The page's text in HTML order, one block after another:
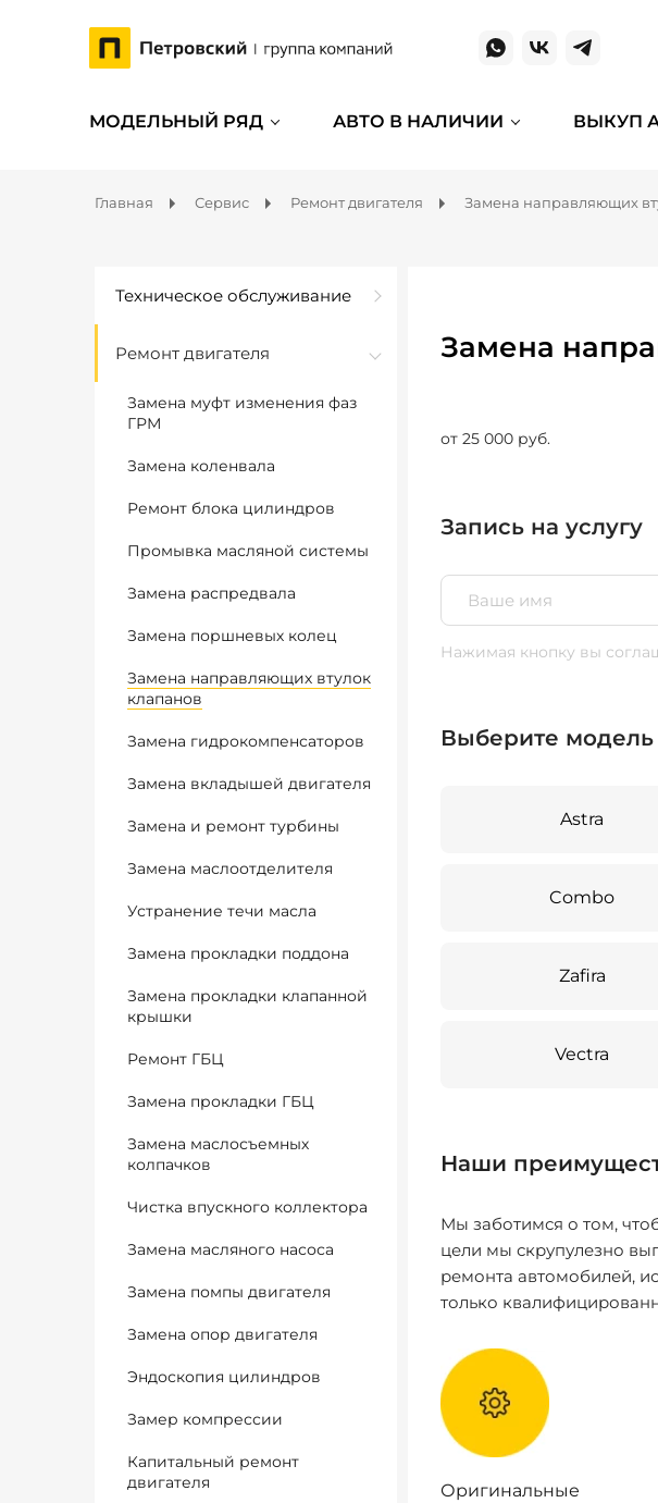
МОДЕЛЬНЫЙ РЯД АВТО В НАЛИЧИИ ВЫКУП
Главная Сервис Ремонт двигателя Замена направляющих
Техническое обслуживание
Ремонт двигателя
Замена муфт изменения фаз
ГРМ
Замена коленвала
Ремонт блока цилиндров
Промывка масляной системы
Замена распредвала
Замена поршневых колец
Замена направляющих втулок
клапанов
Замена гидрокомпенсаторов
Замена вкладышей двигателя
Замена и ремонт турбины
Замена маслоотделителя
Устранение течи масла
Замена прокладки поддона
Замена прокладки клапанной
крышки
Ремонт ГБЦ
Замена прокладки ГБЦ
Замена маслосъемных
колпачков
Чистка впускного коллектора
Замена масляного насоса
Замена помпы двигателя
Замена опор двигателя
Эндоскопия цилиндров
Замер компрессии
Капитальный ремонт
двигателя
Замена
от 25 000 руб.
Запись на услугу
Нажимая кнопку вы
Выберите модель
Astra
Combo
Zafira
Vectra
Наши
Мы заботимся о том,
цели мы скрупулезно
ремонта автомобилей,
только
Оригинальные